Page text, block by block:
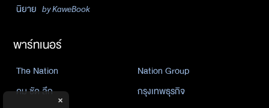
นิยาย by KaweBook
พาร์ทเนอร์
The Nation
Nation Group
คม ชัด ลึก
กรุงเทพธุรกิจ
×